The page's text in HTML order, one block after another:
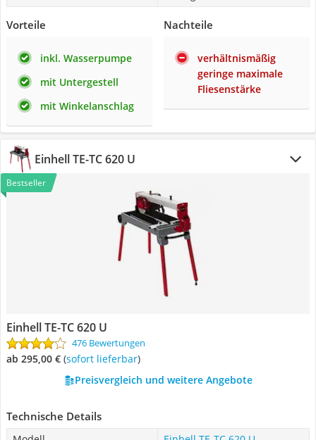
Vorteile
inkl. Wasserpumpe
mit Untergestell
mit Winkelanschlag
Nachteile
verhältnismäßig
geringe maximale
Fliesenstärke
Einhell TE-TC 620 U
Bestseller
Einhell TE-TC 620 U
476 Bewertungen
ab 295,00 € ( Sofort lieferbar)
Preisvergleich und weitere Angebote
Technische Details